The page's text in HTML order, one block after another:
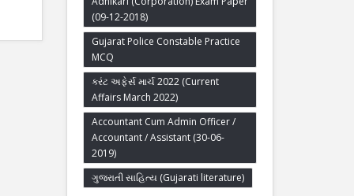
(09-12-2018)
Gujarat Police Constable Practice
MCQ
કરંટ અફેર્સ માર્ચ 2022 (Current
Affairs March 2022)
Accountant Cum Admin Officer /
Accountant / Assistant (30-06-
2019)
ગુજરાતી સાહિત્ય (Gujarati literature)